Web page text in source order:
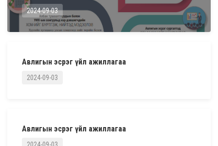
2024-09-03
Авлигын эсрэг үйл ажиллагаа
2024-09-03
Авлигын эсрэг үйл ажиллагаа